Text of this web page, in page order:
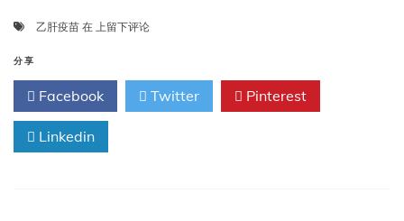
乙肝疫苗 在 临
生
对
联
政
上留下评论
分享
Facebook Twitter Pinterest
Linkedin